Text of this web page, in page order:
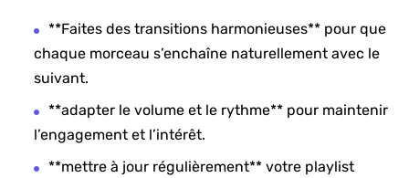
**Faites des transitions harmonieuses** pour que
chaque morceau s’enchaîne naturellement avec⁤ le
suivant.
**adapter le volume et le rythme** pour maintenir
l’engagement et l’intérêt.
**mettre à jour régulièrement** votre playlist‌